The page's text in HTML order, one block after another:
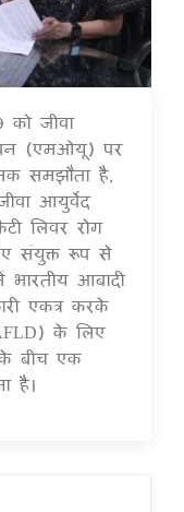
16 Jul 2020
जीवा
(एमओयू) पर
समझौता है,
आयुर्वेद
लिवर रोग
संयुक्त रूप से
आबादी
एकत्र करके
के लिए
बीच एक
है।